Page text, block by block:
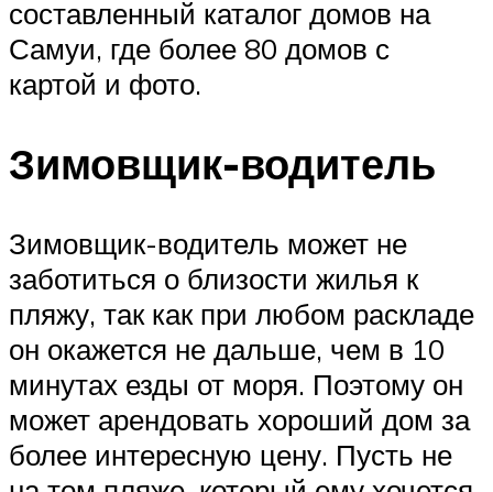
составленный каталог домов на
Самуи, где более 80 домов с
картой и фото.
Зимовщик-водитель
Зимовщик-водитель может не
заботиться о близости жилья к
пляжу, так как при любом раскладе
он окажется не дальше, чем в 10
минутах езды от моря. Поэтому он
может арендовать хороший дом за
более интересную цену. Пусть не